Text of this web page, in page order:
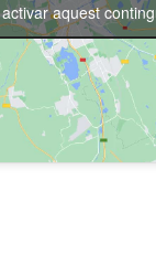
activar aquest